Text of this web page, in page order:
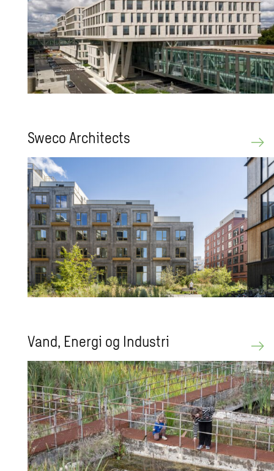
Sweco Ar­chi­tects
Vand, Ener­gi og In­du­stri